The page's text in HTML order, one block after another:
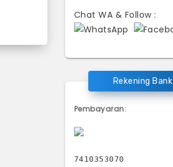
Chat WA & Follow :
Rekening Bank
Pembayaran:
7410353070